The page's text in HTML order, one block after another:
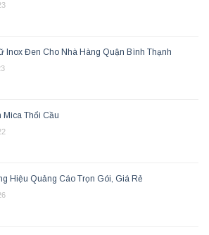
Inox Đen Cho Nhà Hàng Quận Bình Thạnh
Mica Thổi Cầu
Hiệu Quảng Cáo Trọn Gói, Giá Rẻ